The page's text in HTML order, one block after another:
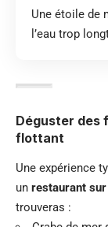
Une étoile de
l’eau trop
Déguster des
flottant
Une expérience
un restaurant
trouveras :